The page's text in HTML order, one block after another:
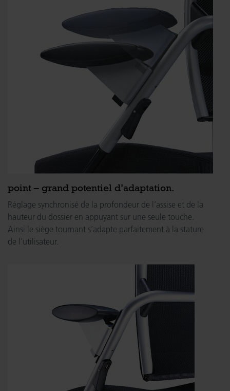
point – grand potentiel d’adaptation.
Réglage synchronisé de la profondeur de l’assise et de la
hauteur du dossier en appuyant sur une seule touche.
Ainsi le siège tournant s’adapte parfaitement à la stature
de l’utilisateur.